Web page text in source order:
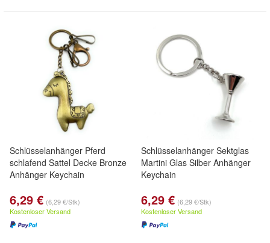
Schlüsselanhänger Pferd
schlafend Sattel Decke Bronze
Anhänger Keychain
6,29 € (6,29 €/Stk)
Kostenloser Versand
Schlüsselanhänger Sektglas
Martini Glas Silber Anhänger
Keychain
6,29 € (6,29 €/Stk)
Kostenloser Versand